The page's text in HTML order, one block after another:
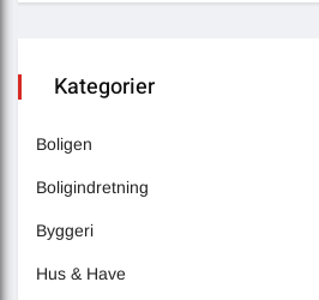
Kategorier
Boligen
Boligindretning
Byggeri
Hus & Have